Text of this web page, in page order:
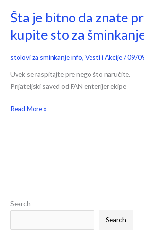
Search
Search
e
r
Šta je bitno da znate
kupite sto za
stolovi za sminkanje info,Vesti i Akcije/09/
Uvek se raspitajte pre nego što naručite.
Prijateljski saved od FAN enterijer ekipe
Read More »